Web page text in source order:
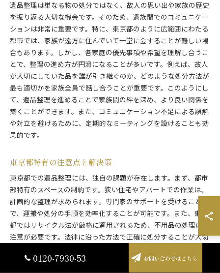
遺品整理は単なる物の処分ではなく、故人の思い出や家族の歴史
を振り返る大切な機会です。そのため、遺族間でのコミュニケー
ションは非常に重要です。特に、東京都のように広範囲にわたる
都市では、家族が遠方に住んでいて一堂に会することが難しい場
合もあります。しかし、各家庭の優先事項や希望を理解し合うこ
とで、整理の進め方が円滑になることが多いです。例えば、故人
が大切にしていた品を誰が引き継ぐのか、どのような処分方法が
最も適切かを家族全員で話し合うことが重要です。このようにし
て、遺品整理を進めることで家族間の絆を深め、より良い関係を
築くことができます。また、コミュニケーション不足による誤解
や対立を避けるために、定期的なミーティングを設けることも効
果的です。
東京都特有の注意点と解決策
東京都での遺品整理には、独自の課題が存在します。まず、都市
部特有のスペースの制約です。狭い住宅やアパートでの作業は、
計画的な整理が求められます。専門家のサポートを受けること
で、運搬や処分の手順を効率化することが可能です。また、東京
都ではリサイクル法が厳格に適用されるため、不用品の処理には
注意が必要です。法律に沿った方法で正確に処分することが大切
考慮しなければなりません。これに対しては、専門業者が適切な
0120-7930-53 お問い合わせはこちら